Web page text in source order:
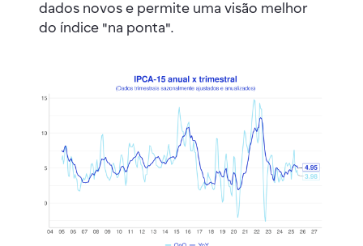
dados novos e permite uma visão melhor
do índice "na ponta".